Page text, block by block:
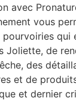
avec
vous
qui
Joliette, de
des
et de
et dernier